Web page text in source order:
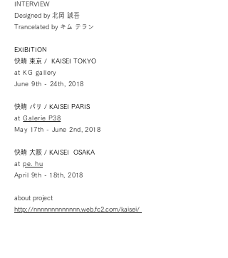
INTERVIEW
Designed by 北岡 誠吾
Trancelated by キム テラン
EXIBITION
快晴 東京 / KAISEI TOKYO
at KG gallery
June 9th - 24th, 2018
快晴 パリ / KAISEI PARIS
atGalerie P38
May 17th - June 2nd, 2018
快晴 大阪 / KAISEI OSAKA
atpe. hu
April 9th - 18th, 2018
about project
http://nnnnnnnnnnnnn.web.fc2.com/kaisei/ ​